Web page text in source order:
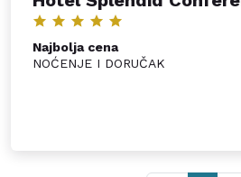
Najbolja cena
NOĆENJE I DORUČAK